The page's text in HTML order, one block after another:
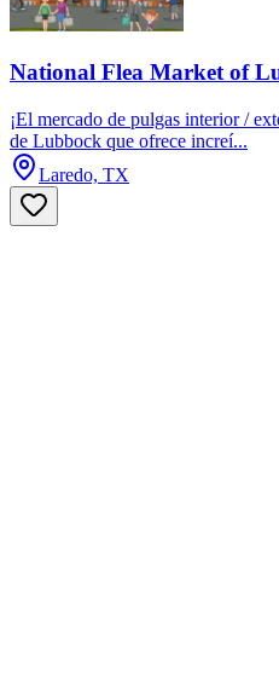
National Flea Market of
¡El mercado de pulgas interior /
de Lubbock que ofrece increí...
Laredo, TX